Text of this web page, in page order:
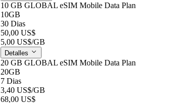
10 GB GLOBAL eSIM Mobile Data Plan
10GB
30 Dias
50,00 US$
5,00 US$/GB
Detalles
20 GB GLOBAL eSIM Mobile Data Plan
20GB
7 Dias
3,40 US$/GB
68,00 US$